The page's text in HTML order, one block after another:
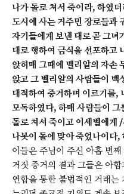
나가 돌로 쳐서 죽이라, 하였
도시에 사는 거주민 장로들과
자기들에게 보낸 대로 곧 그녀
대로 행하여 금식을 선포하고
앉히매 그때에 벨리알의 자손
앉고 그 벨리알의 사람들이 백
대적하여 증거하며 이르기를,
모독하였다, 하매 사람들이 그
돌로 쳐서 죽이고 이세벨에게
나봇이 돌에 맞아 죽었나이다,
이들은 주님이 주신 아홉 번
거짓 증거의 결과 그들은 아
연합을 통한 불법적인 거래는